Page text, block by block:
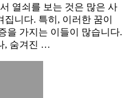
열쇠를 보는 것은 많은 사
니다. 특히, 이러한 꿈이
을 가지는 이들이 많습니다.
, 숨겨진 …